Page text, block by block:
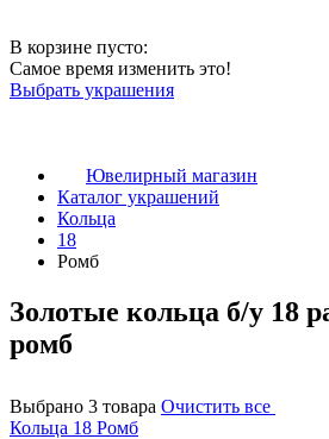
В корзине пусто:
Самое время изменить это!
Выбрать украшения
Ювелирный магазин
Каталог украшений
Кольца
18
Ромб
Золотые кольца б/у 18
ромб
Выбрано 3 товара Очистить все
Кольца 18 Ромб